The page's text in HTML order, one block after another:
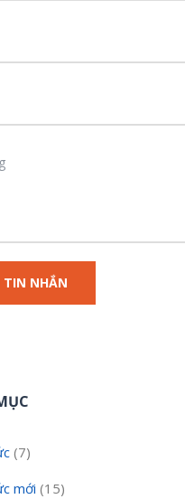
(7)
mới (15)